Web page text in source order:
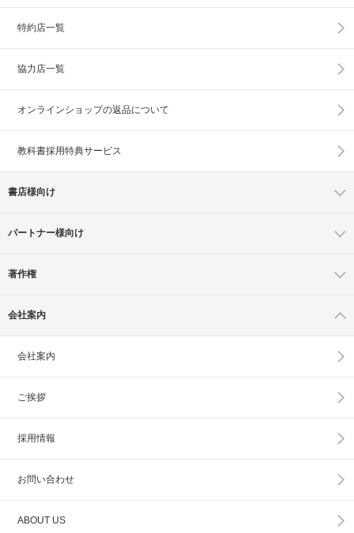
特約店一覧
協力店一覧
オンラインショップの返品について
教科書採用特典サービス
書店様向け
パートナー様向け
著作権
会社案内
会社案内
ご挨拶
採用情報
お問い合わせ
ABOUT US